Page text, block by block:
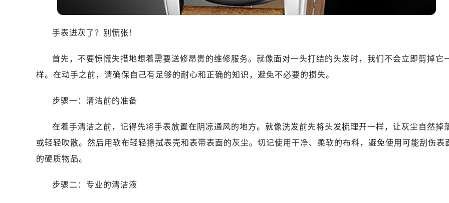
哈尔滨市南岗区东大直街146号上和置地广场金座12层1214室（需提前预约）
佛山市禅城区季华五路57号万科金融中心C座12层1205室（需提前预约）
无锡市梁溪区人民中路139号恒隆广场写字楼1座11层1104室（需提前预约）
南通市崇川区工农路57号圆融广场写字楼16层1603室（需提前预约）
武汉市江汉区解放大道686号世界贸易大厦38层09室（需提前预约）
合肥市蜀山区潜山路111号万象城华润大厦B座12楼03室（需提前预约）
泉州市丰泽区宝洲路729号浦西万达中心写字楼A座7楼709室（需提前预约）
长春市朝阳区西安大路727号中银大厦A座(旺进大厦)18层09室（需提前预约）
手表进灰了？别慌张！
首先，不要惊慌失措地想着需要送修昂贵的维修服务。就像面对一头打结的头发时，我们不会立即剪掉它
样。在动手之前，请确保自己有足够的耐心和正确的知识，避免不必要的损失。
步骤一：清洁前的准备
在着手清洁之前，记得先将手表放置在阴凉通风的地方。就像洗发前先将头发梳理开一样，让灰尘自然掉
或轻轻吹散。然后用软布轻轻擦拭表壳和表带表面的灰尘。切记使用干净、柔软的布料，避免使用可能刮伤表
的硬质物品。
步骤二：专业的清洁液